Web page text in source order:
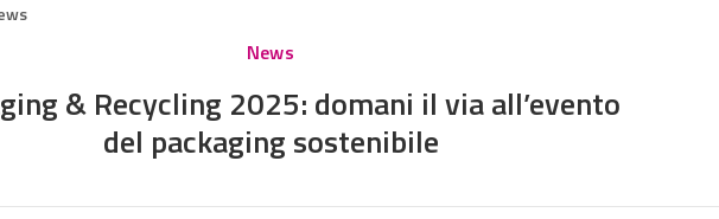
News
& Recycling 2025: domani il via all’evento
del packaging sostenibile